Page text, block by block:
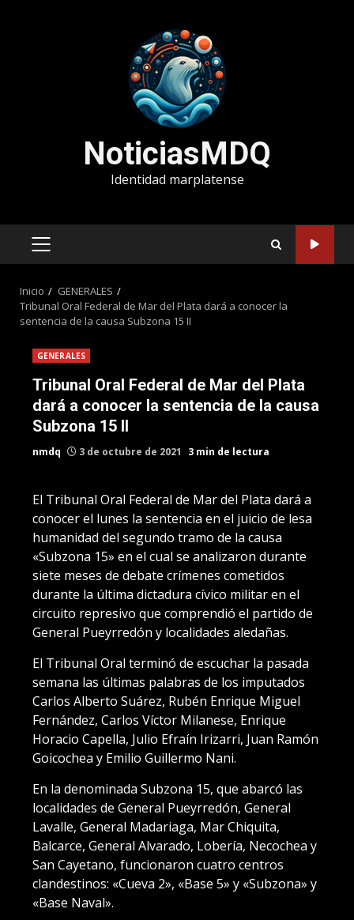
NoticiasMDQ
Identidad marplatense
MENÚ
Inicio
GENERALES
Tribunal Oral Federal de Mar del Plata dará a conocer la
sentencia de la causa Subzona 15 II
GENERALES
Tribunal Oral Federal de Mar del Plata
dará a conocer la sentencia de la causa
Subzona 15 II
nmdq 3 de octubre de 2021 3 min de lectura
El Tribunal Oral Federal de Mar del Plata dará a
conocer el lunes la sentencia en el juicio de lesa
humanidad del segundo tramo de la causa
«Subzona 15» en el cual se analizaron durante
siete meses de debate crímenes cometidos
durante la última dictadura cívico militar en el
circuito represivo que comprendió el partido de
General Pueyrredón y localidades aledañas.
El Tribunal Oral terminó de escuchar la pasada
semana las últimas palabras de los imputados
Carlos Alberto Suárez, Rubén Enrique Miguel
Fernández, Carlos Víctor Milanese, Enrique
Horacio Capella, Julio Efraín Irizarri, Juan Ramón
Goicochea y Emilio Guillermo Nani.
En la denominada Subzona 15, que abarcó las
localidades de General Pueyrredón, General
Lavalle, General Madariaga, Mar Chiquita,
Balcarce, General Alvarado, Lobería, Necochea y
San Cayetano, funcionaron cuatro centros
clandestinos: «Cueva 2», «Base 5» y «Subzona» y
«Base Naval».